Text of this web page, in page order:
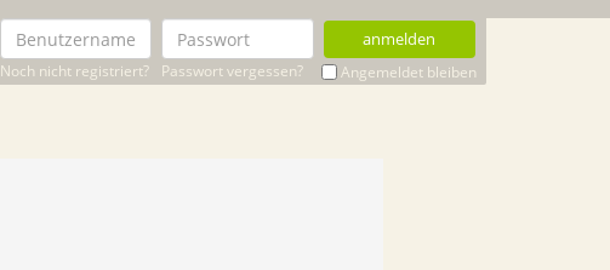
anmelden
Noch nicht registriert? Passwort vergessen? Angemeldet bleiben